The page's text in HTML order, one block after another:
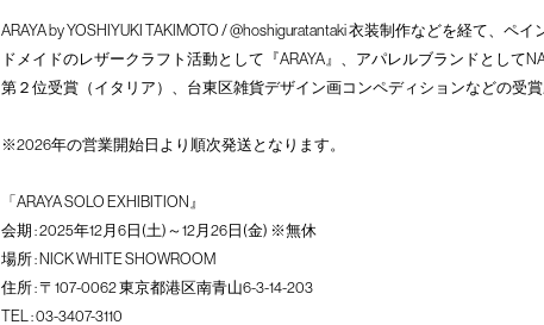
ARAYA by YOSHIYUKI TAKIMOTO / @hoshiguratantaki 衣装制作などを経て、
ドメイドのレザークラフト活動として『ARAYA』、アパレルブランドとして
第２位受賞（イタリア）、台東区雑貨デザイン画コンペディションなどの受賞
※2026年の営業開始日より順次発送となります。
「ARAYA SOLO EXHIBITION』
会期 : 2025年12月6日(土)～12月26日(金) ※無休
場所 : NICK WHITE SHOWROOM
住所 : 〒107-0062 東京都港区南青山6-3-14-203
TEL : 03-3407-3110